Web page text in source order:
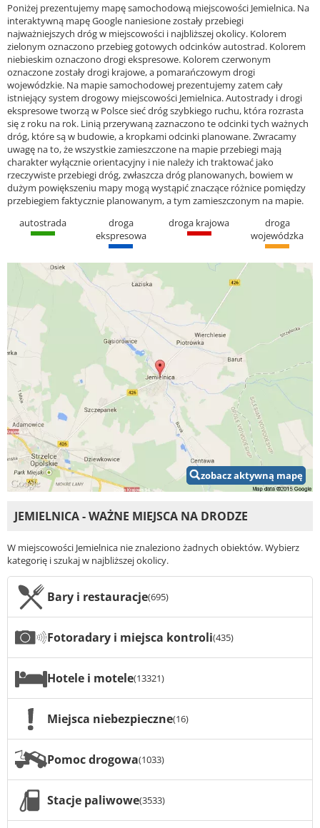
Poniżej prezentujemy mapę samochodową miejscowości Jemielnica. Na
interaktywną mapę Google naniesione zostały przebiegi
najważniejszych dróg w miejscowości i najbliższej okolicy. Kolorem
zielonym oznaczono przebieg gotowych odcinków autostrad. Kolorem
niebieskim oznaczono drogi ekspresowe. Kolorem czerwonym
oznaczone zostały drogi krajowe, a pomarańczowym drogi
wojewódzkie. Na mapie samochodowej prezentujemy zatem cały
istniejący system drogowy miejscowości Jemielnica. Autostrady i drogi
ekspresowe tworzą w Polsce sieć dróg szybkiego ruchu, która rozrasta
się z roku na rok. Linią przerywaną zaznaczono te odcinki tych ważnych
dróg, które są w budowie, a kropkami odcinki planowane. Zwracamy
uwagę na to, że wszystkie zamieszczone na mapie przebiegi mają
charakter wyłącznie orientacyjny i nie należy ich traktować jako
rzeczywiste przebiegi dróg, zwłaszcza dróg planowanych, bowiem w
dużym powiększeniu mapy mogą wystąpić znaczące różnice pomiędzy
przebiegiem faktycznie planowanym, a tym zamieszczonym na mapie.
autostrada
droga
ekspresowa
droga krajowa
droga
wojewódzka
zobacz aktywną mapę
JEMIELNICA - WAŻNE MIEJSCA NA DRODZE
W miejscowości Jemielnica nie znaleziono żadnych obiektów. Wybierz
kategorię i szukaj w najbliższej okolicy.
Bary i restauracje(695)
Fotoradary i miejsca kontroli(435)
Hotele i motele(13321)
Miejsca niebezpieczne(16)
Pomoc drogowa(1033)
Stacje paliwowe(3533)